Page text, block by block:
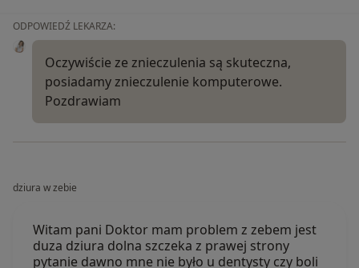
ODPOWIEDŹ LEKARZA:
Oczywiście ze znieczulenia są skuteczna,
posiadamy znieczulenie komputerowe.
Pozdrawiam
dziura w zebie
Witam pani Doktor mam problem z zebem jest
duza dziura dolna szczeka z prawej strony
pytanie dawno mne nie było u dentysty czy boli